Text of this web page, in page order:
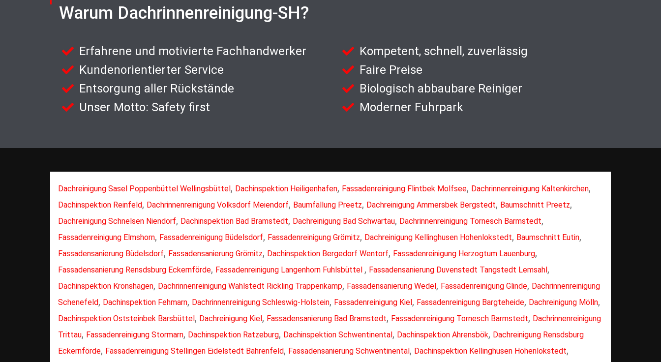
Warum Dachrinnenreinigung-SH?
Erfahrene und motivierte Fachhandwerker
Kundenorientierter Service
Entsorgung aller Rückstände
Unser Motto: Safety first
Kompetent, schnell, zuverlässig
Faire Preise
Biologisch abbaubare Reiniger
Moderner Fuhrpark
Dachreinigung Sasel Poppenbüttel Wellingsbüttel , Dachinspektion Heiligenhafen, Fassadenreinigung Flintbek Molfsee, Dachrinnenreinigung Kaltenkirchen,
Dachinspektion Reinfeld, Dachrinnenreinigung Volksdorf Meiendorf, Baumfällung Preetz, Dachreinigung Ammersbek Bergstedt, Baumschnitt Preetz,
Dachreinigung Schnelsen Niendorf, Dachinspektion Bad Bramstedt, Dachreinigung Bad Schwartau, Dachrinnenreinigung Tornesch Barmstedt,
Fassadenreinigung Elmshorn, Fassadenreinigung Büdelsdorf, Fassadenreinigung Grömitz, Dachreinigung Kellinghusen Hohenlokstedt, Baumschnitt Eutin,
Fassadensanierung Büdelsdorf, Fassadensanierung Grömitz, Dachinspektion Bergedorf Wentorf, Fassadenreinigung Herzogtum Lauenburg,
Fassadensanierung Rensdsburg Eckernförde, Fassadenreinigung Langenhorn Fuhlsbüttel , Fassadensanierung Duvenstedt Tangstedt Lemsahl ,
Dachinspektion Kronshagen, Dachrinnenreinigung Wahlstedt Rickling Trappenkamp, Fassadensanierung Wedel , Fassadenreinigung Glinde, Dachrinnenreinigung
Schenefeld, Dachinspektion Fehmarn, Dachrinnenreinigung Schleswig-Holstein, Fassadenreinigung Kiel , Fassadenreinigung Bargteheide, Dachreinigung Mölln,
Dachinspektion Oststeinbek Barsbüttel , Dachreinigung Kiel , Fassadensanierung Bad Bramstedt, Fassadenreinigung Tornesch Barmstedt, Dachrinnenreinigung
Trittau, Fassadenreinigung Stormarn, Dachinspektion Ratzeburg, Dachinspektion Schwentinental , Dachinspektion Ahrensbök, Dachreinigung Rensdsburg
Eckernförde, Fassadenreinigung Stellingen Eidelstedt Bahrenfeld, Fassadensanierung Schwentinental , Dachinspektion Kellinghusen Hohenlokstedt,